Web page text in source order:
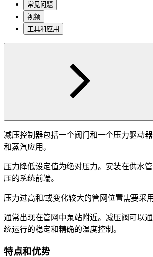
常见问题
视频
工具和应用
减压控制器包括一个阀门和一个压力驱动
和蒸汽应用。
压力降低设定值为绝对压力。安装在供水
压的系统前端。
压力过高和/或变化较大的管网位置需要采
通常出现在管网中泵站附近。减压阀可以
统运行的稳定和精确的温度控制。
特点和优势